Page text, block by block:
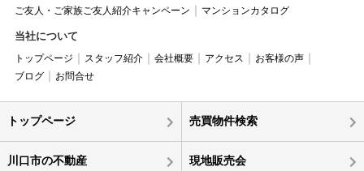
ご友人・ご家族ご友人紹介キャンペーン
マンションカタログ
当社について
トップページ スタッフ紹介 会社概要 アクセス
お客様の声
ブログ
お問合せ
トップページ 売買物件検索
川口市の不動産 現地販売会